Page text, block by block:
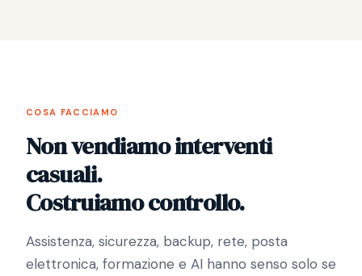
COSA FACCIAMO
Non vendiamo interventi
casuali.
Costruiamo controllo.
Assistenza, sicurezza, backup, rete, posta
elettronica, formazione e AI hanno senso solo se